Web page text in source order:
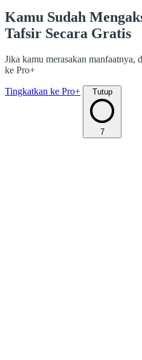
Kamu Sudah
Tafsir Secara Gratis
Jika kamu merasakan manfaatnya,
ke Pro+
Tingkatkan ke Pro+ Tutup
7